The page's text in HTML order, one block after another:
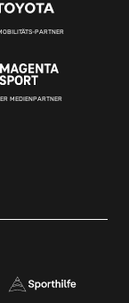
PARTNER
MEDIENPARTNER